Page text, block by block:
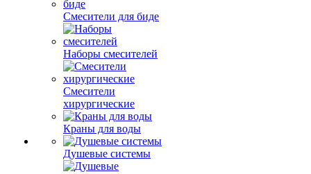
Смесители для биде
Наборы смесителей
Смесители
хирургические
Краны для воды
Душевые системы